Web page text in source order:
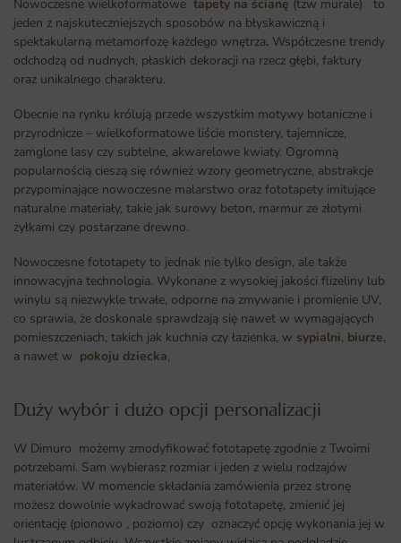
Nowoczesne wielkoformatowe tapety na ścianę (tzw murale) to
jeden z najskuteczniejszych sposobów na błyskawiczną i
spektakularną metamorfozę każdego wnętrza. Współczesne trendy
odchodzą od nudnych, płaskich dekoracji na rzecz głębi, faktury
oraz unikalnego charakteru.
Obecnie na rynku królują przede wszystkim motywy botaniczne i
przyrodnicze – wielkoformatowe liście monstery, tajemnicze,
zamglone lasy czy subtelne, akwarelowe kwiaty. Ogromną
popularnością cieszą się również wzory geometryczne, abstrakcje
przypominające nowoczesne malarstwo oraz fototapety imitujące
naturalne materiały, takie jak surowy beton, marmur ze złotymi
żyłkami czy postarzane drewno.
Nowoczesne fototapety to jednak nie tylko design, ale także
innowacyjna technologia. Wykonane z wysokiej jakości flizeliny lub
winylu są niezwykle trwałe, odporne na zmywanie i promienie UV,
co sprawia, że doskonale sprawdzają się nawet w wymagających
pomieszczeniach, takich jak kuchnia czy łazienka, w sypialni, biurze,
a nawet w pokoju dziecka,
Duży wybór i dużo opcji personalizacji ​
W Dimuro możemy zmodyfikować fototapetę zgodnie z Twoimi
potrzebami. Sam wybierasz rozmiar i jeden z wielu rodzajów
materiałów. W momencie składania zamówienia przez stronę
możesz dowolnie wykadrować swoją fototapetę, zmienić jej
orientację (pionowo , poziomo) czy oznaczyć opcję wykonania jej w